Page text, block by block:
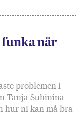
när
problemen i
Tanja Suhinina
hur ni kan må bra